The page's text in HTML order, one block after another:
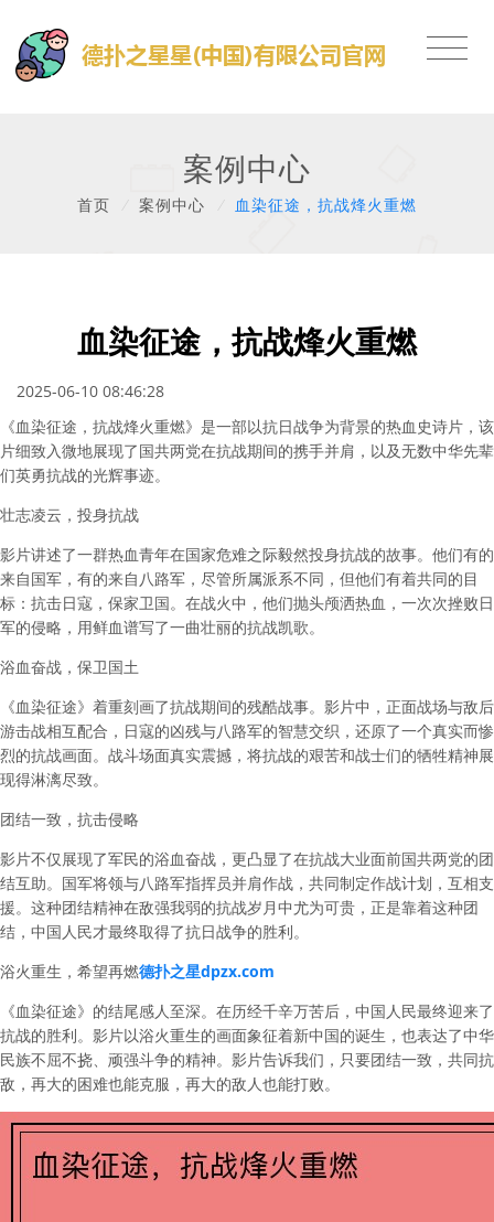
案例中心
首页 案例中心 血染征途，抗战烽火重燃
血染征途，抗战烽火重燃
2025-06-10 08:46:28
《血染征途，抗战烽火重燃》是一部以抗日战争为背景的热血史诗片，该
片细致入微地展现了国共两党在抗战期间的携手并肩，以及无数中华先辈
们英勇抗战的光辉事迹。
壮志凌云，投身抗战
影片讲述了一群热血青年在国家危难之际毅然投身抗战的故事。他们有的
来自国军，有的来自八路军，尽管所属派系不同，但他们有着共同的目
标：抗击日寇，保家卫国。在战火中，他们抛头颅洒热血，一次次挫败日
军的侵略，用鲜血谱写了一曲壮丽的抗战凯歌。
浴血奋战，保卫国土
《血染征途》着重刻画了抗战期间的残酷战事。影片中，正面战场与敌后
游击战相互配合，日寇的凶残与八路军的智慧交织，还原了一个真实而惨
烈的抗战画面。战斗场面真实震撼，将抗战的艰苦和战士们的牺牲精神展
现得淋漓尽致。
团结一致，抗击侵略
影片不仅展现了军民的浴血奋战，更凸显了在抗战大业面前国共两党的团
结互助。国军将领与八路军指挥员并肩作战，共同制定作战计划，互相支
援。这种团结精神在敌强我弱的抗战岁月中尤为可贵，正是靠着这种团
结，中国人民才最终取得了抗日战争的胜利。
浴火重生，希望再燃德扑之星dpzx.com
《血染征途》的结尾感人至深。在历经千辛万苦后，中国人民最终迎来了
抗战的胜利。影片以浴火重生的画面象征着新中国的诞生，也表达了中华
民族不屈不挠、顽强斗争的精神。影片告诉我们，只要团结一致，共同抗
敌，再大的困难也能克服，再大的敌人也能打败。